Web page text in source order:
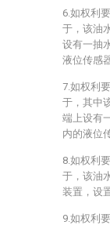
6.如权利
于，该油
设有一抽
液位传感
7.如权利
于，其中
端上设有
内的液位
8.如权利
于，该油
装置，设
9.如权利